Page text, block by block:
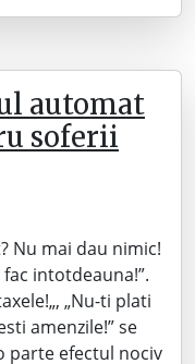
automat
soferii
Nu mai dau nimic!
intotdeauna!”.
„Nu-ti plati
amenzile!” se
parte efectul nociv